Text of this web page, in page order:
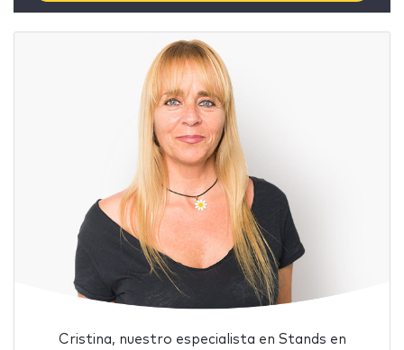
Cristina, nuestro especialista en Stands en